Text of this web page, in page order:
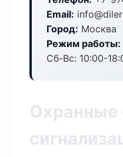
Email:
Город: Москва
Режим работы:
Сб-Вс: 10:00-
Охранные